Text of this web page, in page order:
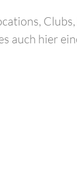
auch hier